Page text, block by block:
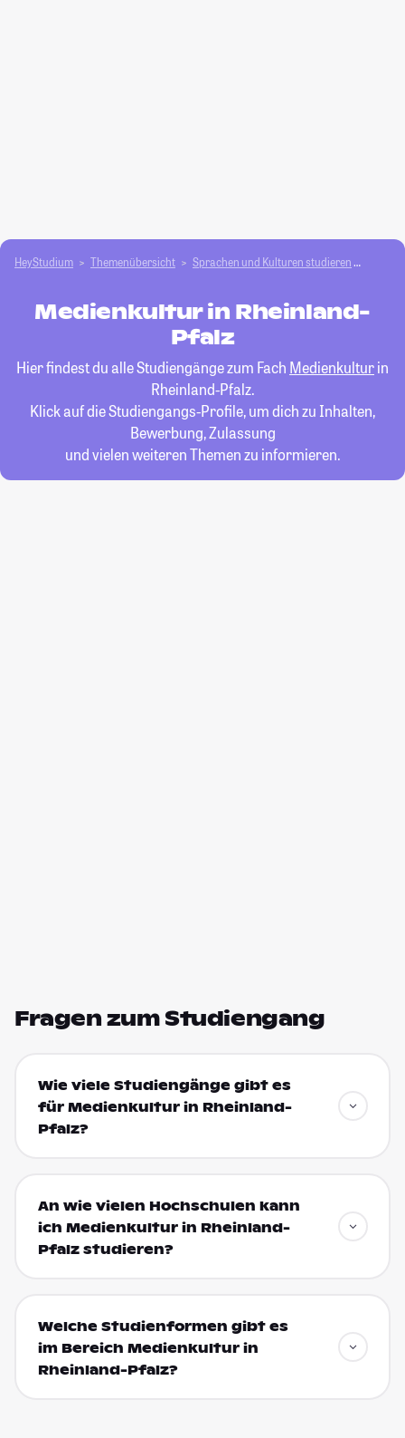
HeyStudium Themenübersicht Sprachen und Kulturen studieren
Medienkultur in Rheinland-
Pfalz
Hier findest du alle Studiengänge zum Fach Medienkulturin
Rheinland-Pfalz.
Klick auf die Studiengangs-Profile, um dich zu Inhalten,
Bewerbung, Zulassung
und vielen weiteren Themen zu informieren.
Fragen zum Studiengang
Wie viele Studiengänge gibt es
für Medienkultur in Rheinland-
Pfalz?
An wie vielen Hochschulen kann
ich Medienkultur in Rheinland-
Pfalz studieren?
Welche Studienformen gibt es
im Bereich Medienkultur in
Rheinland-Pfalz?